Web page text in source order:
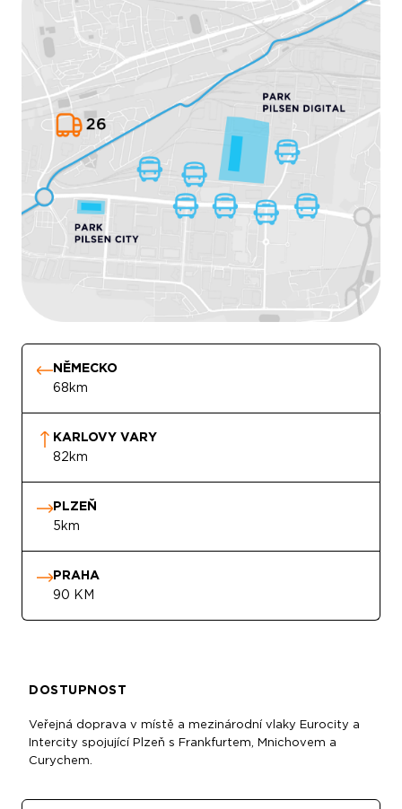
DOSTUPNOST
Veřejná doprava v místě a mezinárodní vlaky Eurocity a
Intercity spojující Plzeň s Frankfurtem, Mnichovem a
Curychem.
NĚMECKO
68km
KARLOVY VARY
82km
PLZEŇ
5km
PRAHA
90 KM